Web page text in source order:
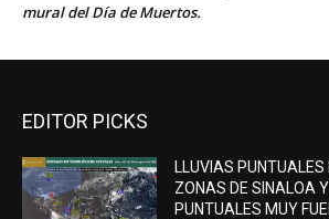
mural del Día de Muertos.
EDITOR PICKS
LLUVIAS PUNTUALES
ZONAS DE SINALOA
PUNTUALES MUY